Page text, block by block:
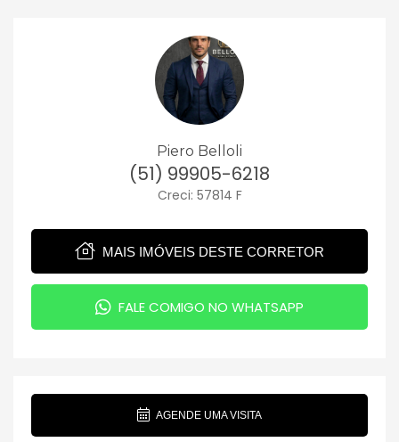
Piero Belloli
(51) 99905-6218
Creci: 57814 F
MAIS IMÓVEIS DESTE CORRETOR
FALE COMIGO NO WHATSAPP
AGENDE UMA VISITA